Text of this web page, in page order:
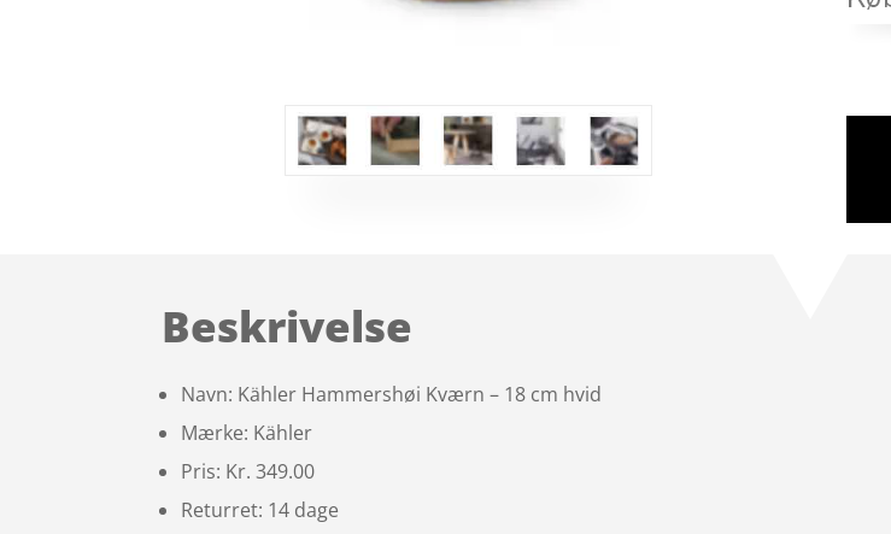
Beskrivelse
Navn: Kähler Hammershøi Kværn – 18 cm hvid
Mærke: Kähler
Pris: Kr. 349.00
Returret: 14 dage